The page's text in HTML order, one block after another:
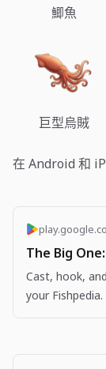
鯽魚
巨型烏賊
在 Android 和
The Big
Cast, hook,
your Fishpedia.